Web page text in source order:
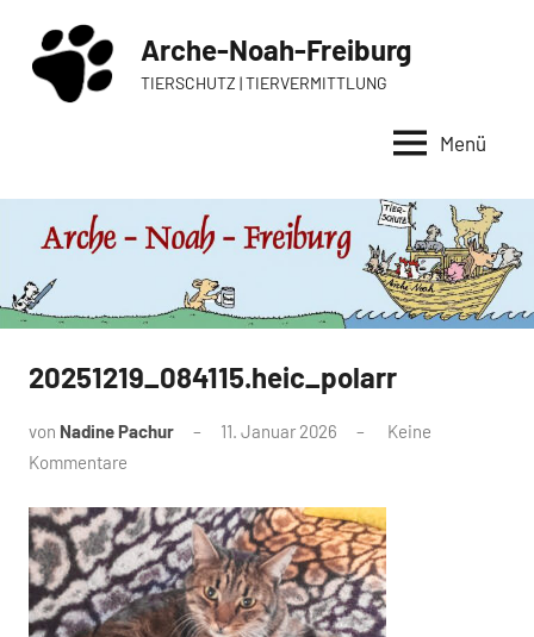
Inhalt
springen
Arche-Noah-Freiburg
TIERSCHUTZ | TIERVERMITTLUNG
Menü
20251219_084115.heic_polarr
von Nadine Pachur 11. Januar 2026
Keine
Kommentare